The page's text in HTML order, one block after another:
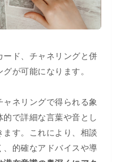
ド、チャネリングと併
が可能になります。
ネリングで得られる象
で詳細な言葉や音とし
す。これにより、相談
的確なアドバイスや導